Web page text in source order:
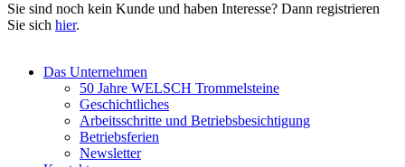
Sie sind noch kein Kunde und haben Interesse? Dann registrieren
Sie sich hier.
Das Unternehmen
50 Jahre WELSCH Trommelsteine
Geschichtliches
Arbeitsschritte und Betriebsbesichtigung
Betriebsferien
Newsletter